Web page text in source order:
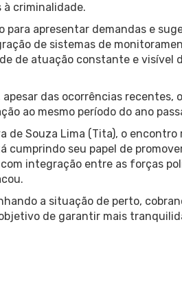
à criminalidade.
apresentar demandas e
de sistemas de
de atuação constante e visível
das ocorrências recentes,
ao mesmo período do ano
de Souza Lima (Tita), o
cumprindo seu papel de
integração entre as forças
a situação de perto,
de garantir mais